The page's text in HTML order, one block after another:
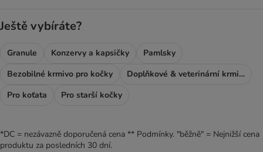
Ještě vybíráte?
Granule Konzervy a kapsičky
Pamlsky
Bezobilné krmivo pro kočky
Doplňkové & veterinární krmivo
Pro koťata
Pro starší kočky
*DC = nezávazně doporučená cena ** Podmínky. "běžně" = Nejnižší cena
produktu za posledních 30 dní.